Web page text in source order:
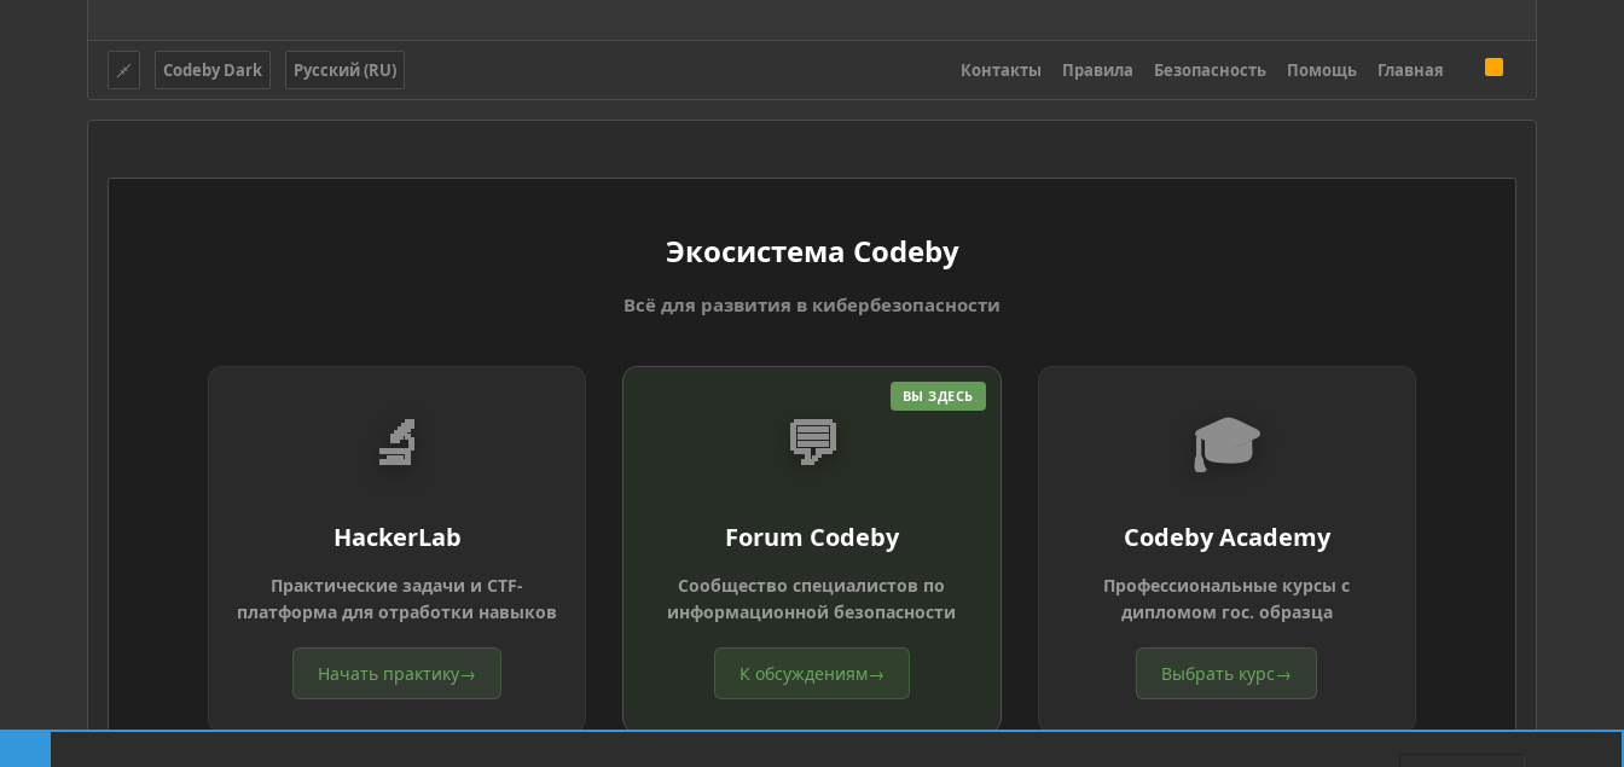
Codeby Dark Русский (RU) Контакты Правила Безопасность Помощь Главная
S
Экосистема Codeby
Всё для развития в кибербезопасности
🔬
HackerLab
Практические задачи и CTF-
платформа для отработки навыков
Начать практику→
ВЫ ЗДЕСЬ
💬
Forum Codeby
Сообщество специалистов по
информационной безопасности
К обсуждениям→
🎓
Codeby Academy
Профессиональные курсы с
дипломом гос. образца
Выбрать курс→